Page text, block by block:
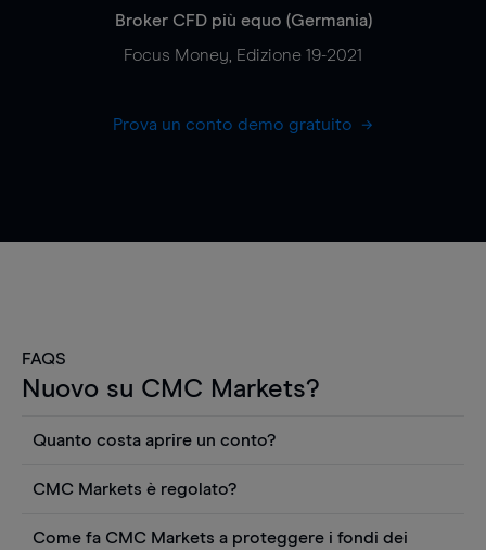
Broker CFD più equo (Germania)
Focus Money, Edizione 19-2021
Prova un conto demo gratuito
FAQS
Nuovo su CMC Markets?
Quanto costa aprire un conto?
Puoi anche visualizzare gratuitamente i prezzi e
utilizzare strumenti come grafici, notizie Reuters
CMC Markets è regolato?
Come fa CMC Markets a proteggere i fondi dei